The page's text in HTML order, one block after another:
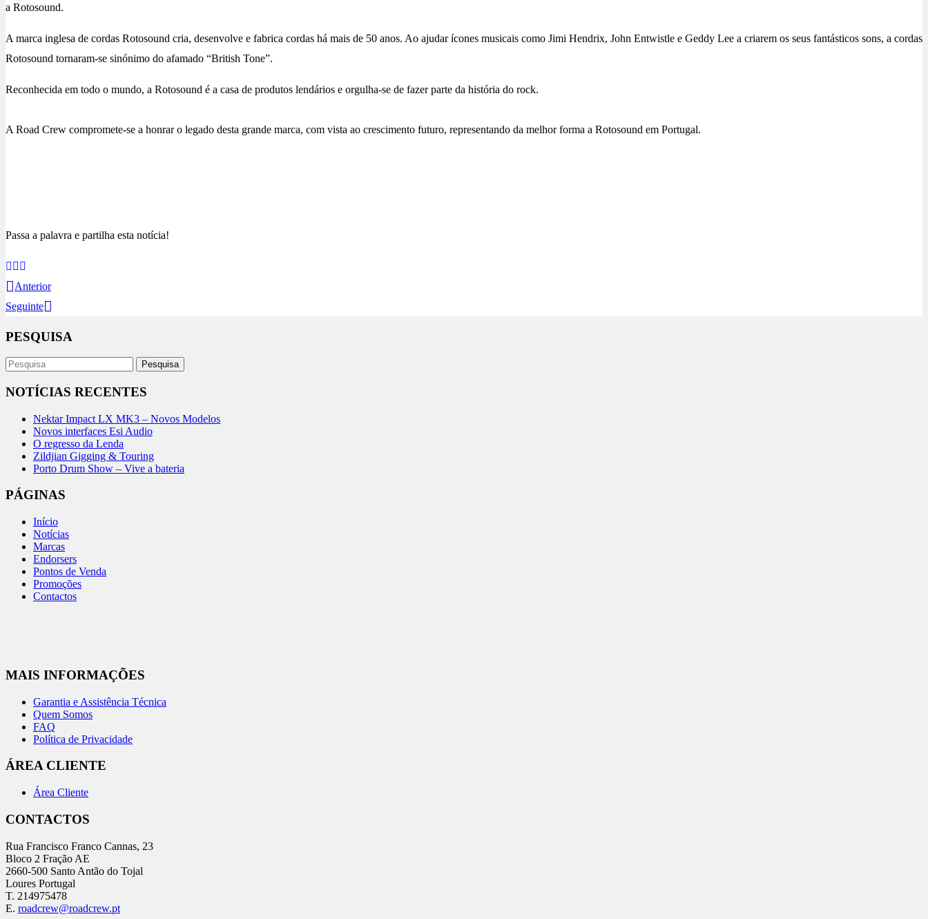
a Rotosound.
A marca inglesa de cordas Rotosound cria, desenvolve e fabrica cordas há mais de 50 anos. Ao ajudar ícones musicais como Jimi Hendrix, John Entwistle e Geddy Lee a criarem os seus fantásticos sons, a cordas
Rotosound tornaram-se sinónimo do afamado “British Tone”.
Reconhecida em todo o mundo, a Rotosound é a casa de produtos lendários e orgulha-se de fazer parte da história do rock.
A Road Crew compromete-se a honrar o legado desta grande marca, com vista ao crescimento futuro, representando da melhor forma a Rotosound em Portugal.
Passa a palavra e partilha esta notícia!
Anterior
Seguinte
PESQUISA
NOTÍCIAS RECENTES
Nektar Impact LX MK3 – Novos Modelos
Novos interfaces Esi Audio
O regresso da Lenda
Zildjian Gigging & Touring
Porto Drum Show – Vive a bateria
PÁGINAS
Início
Notícias
Marcas
Endorsers
Pontos de Venda
Promoções
Contactos
MAIS INFORMAÇÕES
Garantia e Assistência Técnica
Quem Somos
FAQ
Política de Privacidade
ÁREA CLIENTE
Área Cliente
CONTACTOS
Rua Francisco Franco Cannas, 23
Bloco 2 Fração AE
2660-500 Santo Antão do Tojal
Loures Portugal
T. 214975478
E. roadcrew@roadcrew.pt